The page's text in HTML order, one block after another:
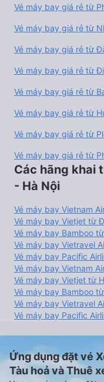
Vé máy bay giá rẻ từ
Vé máy bay giá rẻ từ
Vé máy bay giá rẻ từ
Vé máy bay giá rẻ từ
Vé máy bay giá rẻ từ
Vé máy bay giá rẻ từ
Vé máy bay giá rẻ từ
Vé máy bay giá rẻ từ
Các hãng khai
- Hà Nội
Vé máy bay Vietnam
Vé máy bay Vietjet từ
Vé máy bay Bamboo
Vé máy bay Vietravel
Vé máy bay Pacific
Vé máy bay Vietnam
Vé máy bay Vietjet từ
Vé máy bay Bamboo
Vé máy bay Vietravel
Vé máy bay Pacific
Ứng dụng đặt vé
Tàu hoả và Thuê